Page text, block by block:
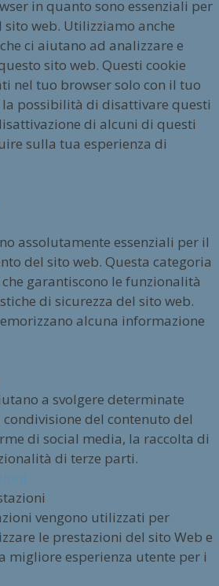
in quanto sono essenziali per
web. Utilizziamo anche
ci aiutano ad analizzare e
sito web. Questi cookie
nel tuo browser solo con il tuo
la possibilità di disattivare questi
di alcuni di questi
sulla tua esperienza di
assolutamente essenziali per il
del sito web. Questa categoria
garantiscono le funzionalità
di sicurezza del sito web.
alcuna informazione
a svolgere determinate
del contenuto del
di social media, la raccolta di
di terze parti.
vengono utilizzati per
le prestazioni del sito Web e
migliore esperienza utente per i